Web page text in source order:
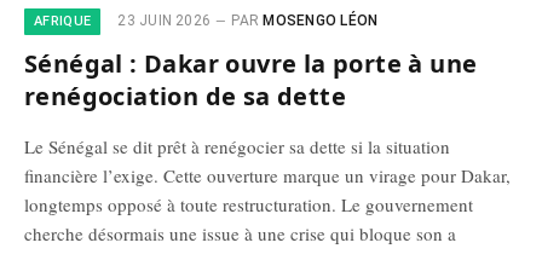
AFRIQUE 23 JUIN 2026 PAR MOSENGO LÉON
Sénégal : Dakar ouvre la porte à une
renégociation de sa dette
Le Sénégal se dit prêt à renégocier sa dette si la situation
financière l’exige. Cette ouverture marque un virage pour Dakar,
longtemps opposé à toute restructuration. Le gouvernement
cherche désormais une issue à une crise qui bloque son a